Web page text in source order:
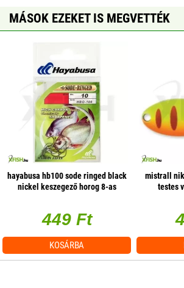
MÁSOK EZEKET IS MEGVETTÉK
hayabusa hb100 sode ringed black
nickel keszegező horog 8-as
449 Ft
KOSÁRBA
mistrall
testes